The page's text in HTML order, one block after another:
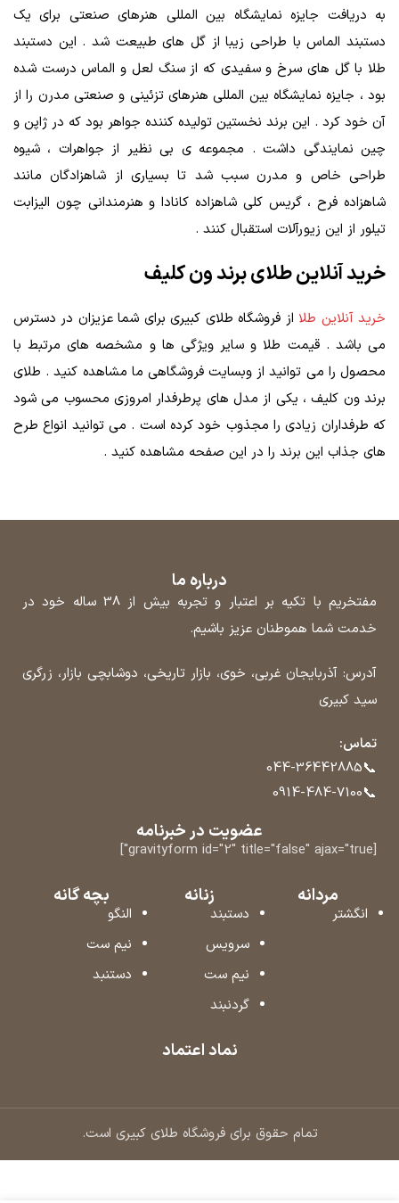
به دریافت جایزه نمایشگاه بین المللی هنرهای صنعتی برای یک
دستبند الماس با طراحی زیبا از گل‌ های طبیعت شد . این دستبند
طلا با گل‌ های سرخ و سفیدی که از سنگ لعل و الماس درست شده
بود ، جایزه نمایشگاه بین المللی هنرهای تزئینی و صنعتی مدرن را از
آن خود کرد . این برند نخستین تولیده کننده جواهر بود که در ژاپن و
چین نمایندگی داشت . مجموعه ی بی‌ نظیر از جواهرات ، شیوه
طراحی خاص و مدرن سبب شد تا بسیاری از شاهزادگان مانند
شاهزاده فرح ، گریس کلی شاهزاده کانادا و هنرمندانی چون الیزابت
تیلور از این زیورآلات استقبال کنند .
خرید آنلاین طلای برند ون کلیف
خرید آنلاین طلا از فروشگاه طلای کبیری برای شما عزیزان در دسترس
می باشد . قیمت طلا و سایر ویژگی ها و مشخصه های مرتبط با
محصول را می توانید از وبسایت فروشگاهی ما مشاهده کنید . طلای
برند ون کلیف ، یکی از مدل های پرطرفدار امروزی محسوب می شود
که طرفداران زیادی را مجذوب خود کرده است . می توانید انواع طرح
های جذاب این برند را در این صفحه مشاهده کنید .
درباره ما
مفتخریم با تکیه بر اعتبار و تجربه بیش از 38 ساله خود در
خدمت شما هموطنان عزیز باشیم.
آدرس: آذربایجان غربی، خوی، بازار تاریخی، دوشابچی بازار، زرگری
سید کبیری
تماس:
📞
044-36442885
📞
0914-484-7100
عضویت در خبرنامه
[gravityform id="2" title="false" ajax="true"]
مردانه
انگشتر
زنانه
دستبند
سرویس
نیم ست
گردنبند
بچه گانه
النگو
نیم ست
دستنبد
نماد اعتماد
تمام حقوق برای فروشگاه طلای کبیری است.